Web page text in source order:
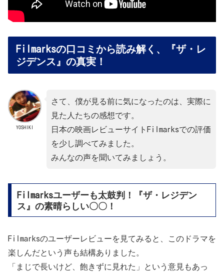
Filmarksの口コミから読み解く、『ザ・レ
ジデンス』の真実！
YOSHIKI
さて、僕が見る前に気になったのは、実際に
見た人たちの感想です。
日本の映画レビューサイトFilmarksでの評価
を少し調べてみました。
みんなの声を聞いてみましょう。
Filmarksユーザーも太鼓判！『ザ・レジデン
ス』の素晴らしい〇〇！
Filmarksのユーザーレビューを見てみると、このドラマを
楽しんだという声も結構ありました。
「まじで長いけど、飽きずに見れた」という意見もあっ